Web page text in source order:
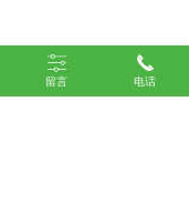
ꀒ
留言
끅
电话